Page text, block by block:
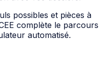
possibles et pièces à
complète le parcours
automatisé.